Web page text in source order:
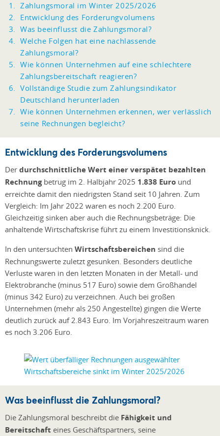
Zahlungsmoral im Winter 2025/2026
Entwicklung des Forderungvolumens
Was beeinflusst die Zahlungsmoral?
Welche Folgen hat eine nachlassende
Zahlungsmoral?
Wie können Unternehmen auf eine schlechtere
Zahlungsbereitschaft reagieren?
Vollständige Studie zum Zahlungsindikator
Deutschland herunterladen
Wie können Unternehmen erkennen, wer verlässlich
seine Rechnungen begleicht?
Entwicklung des Forderungsvolumens
Der durchschnittliche Wert einer verspätet bezahlten
Rechnungbetrug im 2. Halbjahr 2025 1.838 Euro und
erreichte damit den niedrigsten Stand seit 10 Jahren. Zum
Vergleich: Im Jahr 2022 waren es noch 2.200 Euro.
Gleichzeitig sinken aber auch die Rechnungsbeträge: Die
anhaltende Wirtschaftskrise führt zu einem Investitionsknick.
In den untersuchten Wirtschaftsbereichen sind die
Rechnungswerte zuletzt gesunken. Besonders deutliche
Verluste waren in den letzten Monaten in der Metall- und
Elektrobranche (minus 517 Euro) sowie dem Großhandel
(minus 342 Euro) zu verzeichnen. Auch bei großen
Unternehmen (mehr als 250 Angestellte) gingen die Werte
deutlich zurück auf 2.843 Euro. Im Vorjahreszeitraum waren
es noch 3.206 Euro.
Was beeinflusst die Zahlungsmoral?
Die Zahlungsmoral beschreibt die Fähigkeit und
Bereitschaft eines Geschäftspartners, seine